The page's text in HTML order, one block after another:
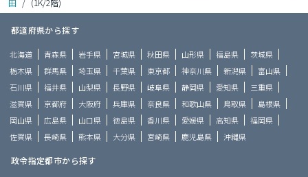
田 / (1K/2階)
都道府県から探す
北海道 青森県 岩手県 宮城県 秋田県 山形県 福島県
茨城県
栃木県
群馬県 埼玉県 千葉県 東京都 神奈川県 新潟県
富山県
石川県
福井県 山梨県 長野県 岐阜県 静岡県 愛知県
三重県
滋賀県
京都府 大阪府 兵庫県 奈良県 和歌山県 鳥取県
島根県
岡山県
広島県 山口県 徳島県 香川県 愛媛県 高知県
福岡県
佐賀県
長崎県 熊本県 大分県 宮崎県 鹿児島県 沖縄県
政令指定都市から探す